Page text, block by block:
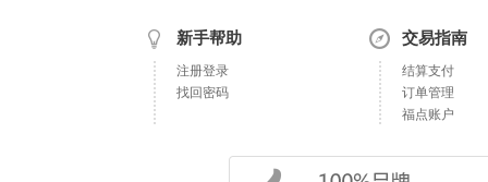
新手帮助
注册登录
找回密码
交易指南
结算支付
订单管理
福点账户